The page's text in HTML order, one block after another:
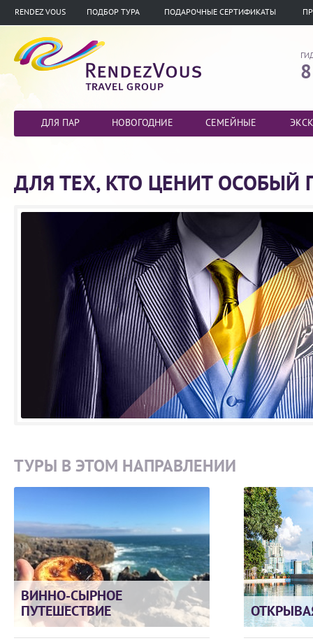
RENDEZ VOUS ПОДБОР ТУРА ПОДАРОЧНЫЕ СЕРТИФИКАТЫ
ДЛЯ ПАР НОВОГОДНИЕ СЕМЕЙНЫЕ
ДЛЯ ТЕХ, КТО ЦЕНИТ ОСОБЫЙ
ТУРЫ В ЭТОМ НАПРАВЛЕНИИ
ВИННО-СЫРНОЕ
ПУТЕШЕСТВИЕ